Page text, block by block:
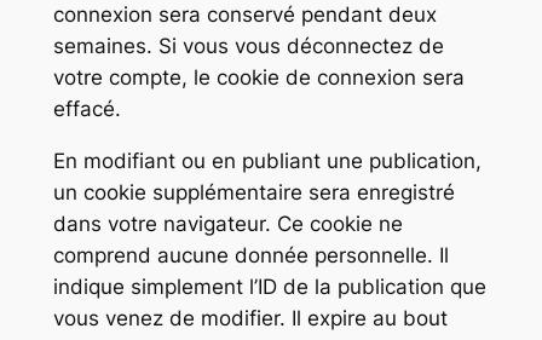
connexion sera conservé pendant deux
semaines. Si vous vous déconnectez de
votre compte, le cookie de connexion sera
effacé.
En modifiant ou en publiant une publication,
un cookie supplémentaire sera enregistré
dans votre navigateur. Ce cookie ne
comprend aucune donnée personnelle. Il
indique simplement l’ID de la publication que
vous venez de modifier. Il expire au bout